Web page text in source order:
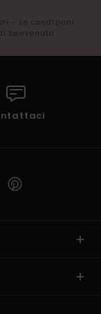
- Le condizioni
benvenuto